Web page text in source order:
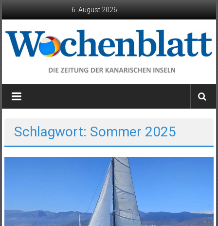
6. August 2026
Wochenblatt
die
Kanarischen
Inseln
Schlagwort: Sommer 2025